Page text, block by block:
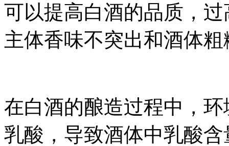
可以提高白酒的品质，
主体香味不突出和酒体
在白酒的酿造过程中，
乳酸，导致酒体中乳酸